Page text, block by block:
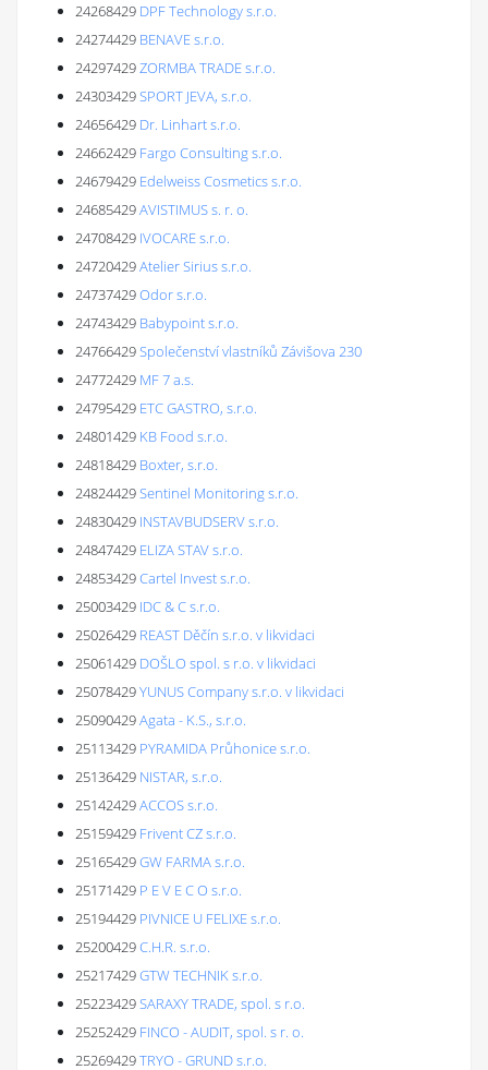
24268429 DPF Technology s.r.o.
24274429 BENAVE s.r.o.
24297429ZORMBA TRADE s.r.o.
24303429SPORT JEVA, s.r.o.
24656429 Dr. Linhart s.r.o.
24662429 Fargo Consulting s.r.o.
24679429 Edelweiss Cosmetics s.r.o.
24685429AVISTIMUS s. r. o.
24708429 IVOCARE s.r.o.
24720429Atelier Sirius s.r.o.
24737429Odor s.r.o.
24743429 Babypoint s.r.o.
24766429Společenství vlastníků Závišova 230
24772429 MF 7 a.s.
24795429 ETC GASTRO, s.r.o.
24801429 KB Food s.r.o.
24818429 Boxter, s.r.o.
24824429Sentinel Monitoring s.r.o.
24830429 INSTAVBUDSERV s.r.o.
24847429 ELIZA STAV s.r.o.
24853429Cartel Invest s.r.o.
25003429 IDC & C s.r.o.
25026429 REAST Děčín s.r.o. v likvidaci
25061429 DOŠLO spol. s r.o. v likvidaci
25078429YUNUS Company s.r.o. v likvidaci
25090429Agata - K.S., s.r.o.
25113429 PYRAMIDA Průhonice s.r.o.
25136429 NISTAR, s.r.o.
25142429ACCOS s.r.o.
25159429 Frivent CZ s.r.o.
25165429GW FARMA s.r.o.
25171429 P E V E C O s.r.o.
25194429 PIVNICE U FELIXE s.r.o.
25200429C.H.R. s.r.o.
25217429GTW TECHNIK s.r.o.
25223429SARAXY TRADE, spol. s r.o.
25252429 FINCO - AUDIT, spol. s r. o.
25269429TRYO - GRUND s.r.o.